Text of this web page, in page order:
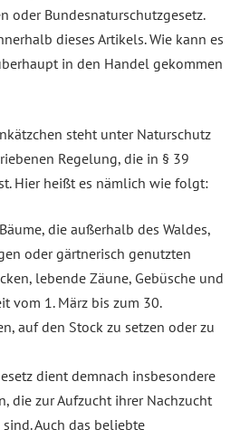
oder Bundesnaturschutzgesetz.
dieses Artikels. Wie kann es
in den Handel gekommen
steht unter Naturschutz
Regelung, die in § 39
Hier heißt es nämlich wie folgt:
die außerhalb des Waldes,
oder gärtnerisch genutzten
lebende Zäune, Gebüsche und
vom 1. März bis zum 30.
auf den Stock zu setzen oder zu
dient demnach insbesondere
die zur Aufzucht ihrer Nachzucht
Auch das beliebte